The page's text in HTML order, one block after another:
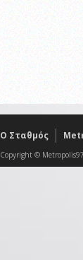
O Σταθμός
Copyright ©